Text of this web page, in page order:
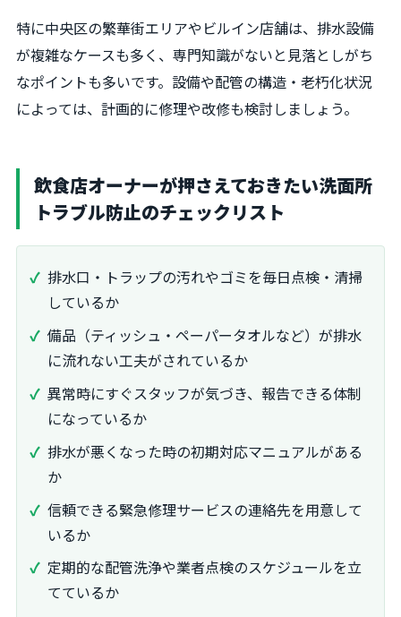
特に中央区の繁華街エリアやビルイン店舗は、排水設備
が複雑なケースも多く、専門知識がないと見落としがち
なポイントも多いです。設備や配管の構造・老朽化状況
によっては、計画的に修理や改修も検討しましょう。
飲食店オーナーが押さえておきたい洗面所
トラブル防止のチェックリスト
排水口・トラップの汚れやゴミを毎日点検・清掃
しているか
備品（ティッシュ・ペーパータオルなど）が排水
に流れない工夫がされているか
異常時にすぐスタッフが気づき、報告できる体制
になっているか
排水が悪くなった時の初期対応マニュアルがある
か
信頼できる緊急修理サービスの連絡先を用意して
いるか
定期的な配管洗浄や業者点検のスケジュールを立
てているか